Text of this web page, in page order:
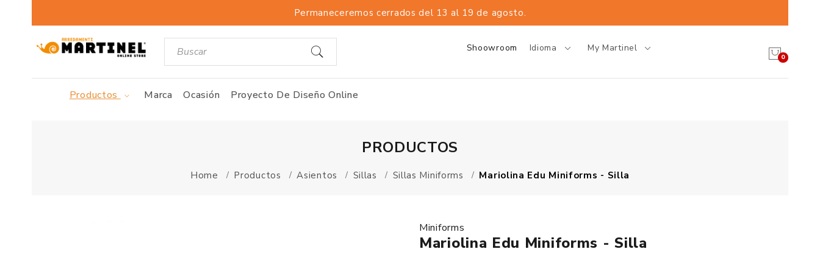
Permaneceremos cerrados del 13 al 19 de agosto.
Shoowroom Idioma My Martinel
0
Productos Marca Ocasión Proyecto De Diseño Online
PRODUCTOS
Home Productos Asientos Sillas Sillas Miniforms Mariolina Edu Miniforms - Silla
Miniforms
Mariolina Edu Miniforms - Silla